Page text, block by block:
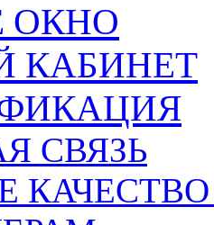
ОКНО
КАБИНЕТ
СВЯЗЬ